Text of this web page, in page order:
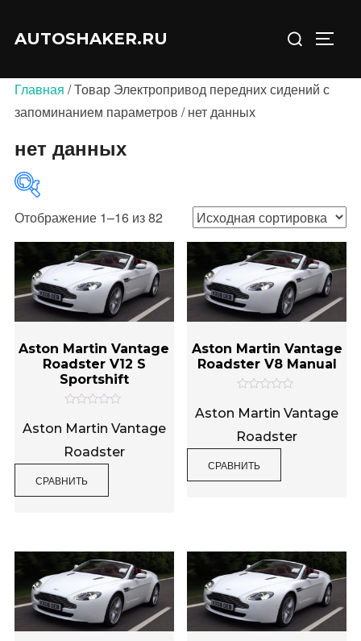
AUTOSHAKER.RU
Главная / Товар Электропривод передних сидений с
запоминанием параметров / нет данных
нет данных
В продаже(0)
Категории товаров
Метки товаров
Отображение 1–16 из 82
Aston Martin Vantage
Roadster V12 S
Sportshift
ц
е
н
к
а
0
и
з
Aston Martin Vantage
Roadster
СРАВНИТЬ
Aston Martin Vantage
Roadster V8 Manual
ц
е
н
к
а
0
и
з
Aston Martin Vantage
Roadster
СРАВНИТЬ